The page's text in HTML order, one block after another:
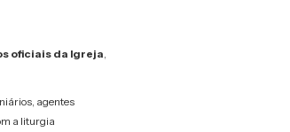
oficiais da Igreja,
agentes
a liturgia